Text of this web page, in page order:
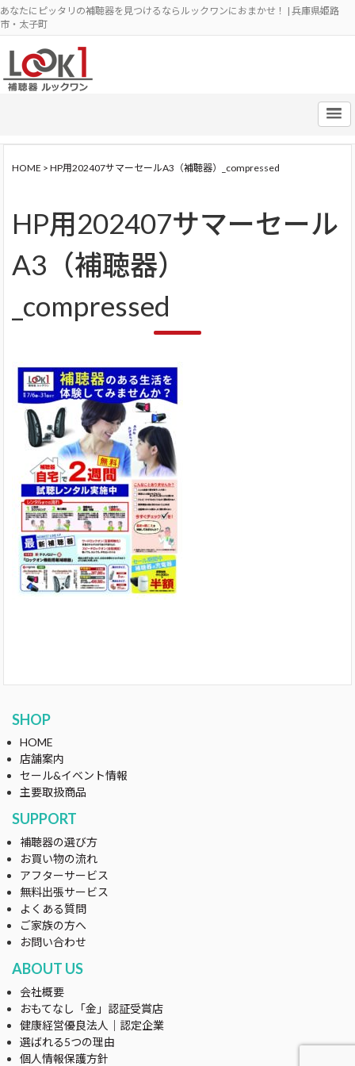
あなたにピッタリの補聴器を見つけるならルックワンにおまかせ！ | 兵庫県姫路
市・太子町
HOME >HP用202407サマーセールA3（補聴器）_compressed
HP用202407サマーセール
A3（補聴器）
_compressed
SHOP
HOME
店舗案内
セール&イベント情報
主要取扱商品
SUPPORT
補聴器の選び方
お買い物の流れ
アフターサービス
無料出張サービス
よくある質問
ご家族の方へ
お問い合わせ
ABOUT US
会社概要
おもてなし「金」認証受賞店
健康経営優良法人｜認定企業
選ばれる5つの理由
個人情報保護方針